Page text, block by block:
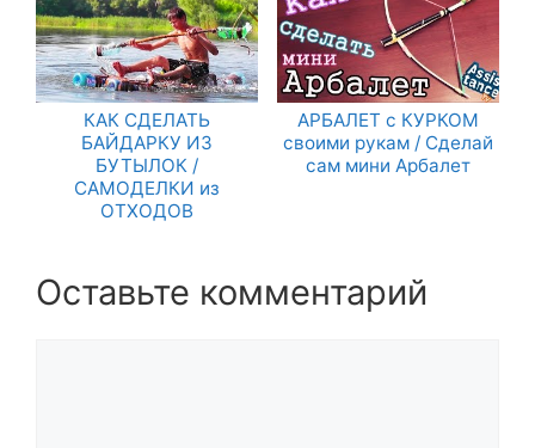
КАК СДЕЛАТЬ
БАЙДАРКУ ИЗ
БУТЫЛОК /
САМОДЕЛКИ из
ОТХОДОВ
АРБАЛЕТ с КУРКОМ
своими рукам / Сделай
сам мини Арбалет
Оставьте комментарий